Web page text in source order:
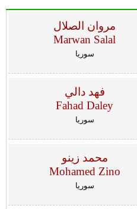
مروان الصلال
Marwan Salal
سوريا
فهد دالي
Fahad Daley
سوريا
محمد زينو
Mohamed Zino
سوريا